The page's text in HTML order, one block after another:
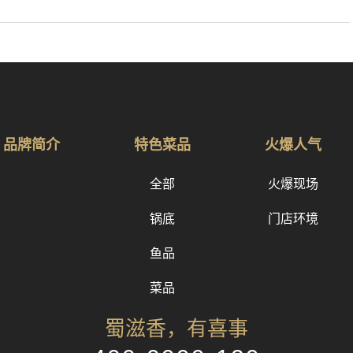
品牌简介 特色菜品
全部
锅底
鱼品
菜品
火爆人气
火爆现场
门店环境
蜀滋香，有喜事